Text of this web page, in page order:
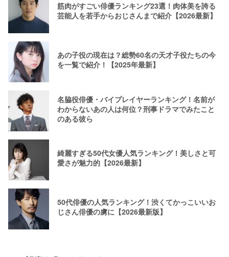
筋肉がすごい俳優ランキング23選！肉体美を誇る
芸能人を若手からおじさんまで紹介【2026最新】
あの子役の現在は？総勢60名の天才子役たちの今
を一覧で紹介！【2025年最新】
名脇役俳優・バイプレイヤーランキング！名前が
わからないあの人は何位？刑事ドラマでみたこと
のある彼ら
綺麗すぎる50代女優人気ランキング！美しさと可
愛さが魅力的【2026最新】
50代俳優の人気ランキング！渋くてかっこいいお
じさん俳優の虜に【2026最新版】